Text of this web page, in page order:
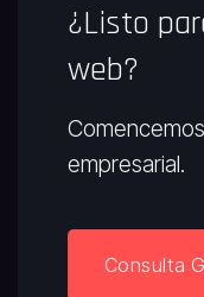
¿Listo
web?
empresarial.
Consulta